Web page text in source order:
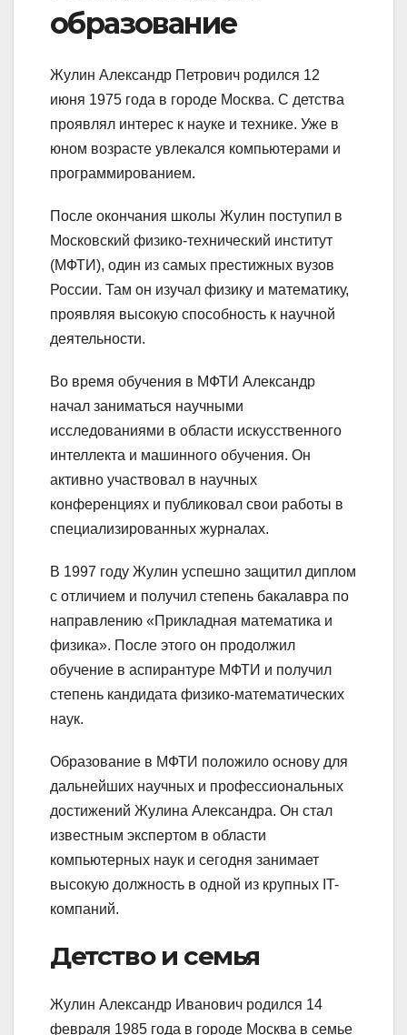
образование
Жулин Александр Петрович родился 12
июня 1975 года в городе Москва. С детства
проявлял интерес к науке и технике. Уже в
юном возрасте увлекался компьютерами и
программированием.
После окончания школы Жулин поступил в
Московский физико-технический институт
(МФТИ), один из самых престижных вузов
России. Там он изучал физику и математику,
проявляя высокую способность к научной
деятельности.
Во время обучения в МФТИ Александр
начал заниматься научными
исследованиями в области искусственного
интеллекта и машинного обучения. Он
активно участвовал в научных
конференциях и публиковал свои работы в
специализированных журналах.
В 1997 году Жулин успешно защитил диплом
с отличием и получил степень бакалавра по
направлению «Прикладная математика и
физика». После этого он продолжил
обучение в аспирантуре МФТИ и получил
степень кандидата физико-математических
наук.
Образование в МФТИ положило основу для
дальнейших научных и профессиональных
достижений Жулина Александра. Он стал
известным экспертом в области
компьютерных наук и сегодня занимает
высокую должность в одной из крупных IT-
компаний.
Детство и семья
Жулин Александр Иванович родился 14
февраля 1985 года в городе Москва в семье